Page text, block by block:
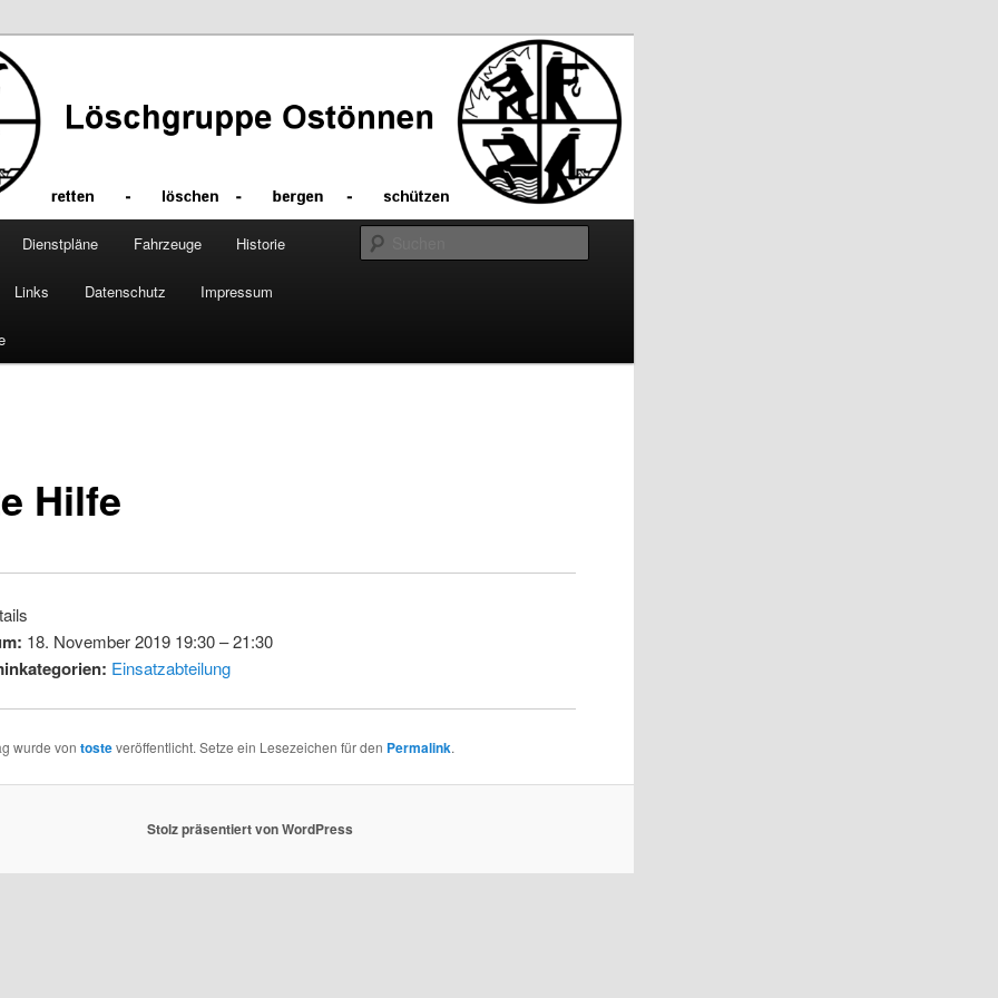
Dienstpläne Fahrzeuge Historie
Links Datenschutz Impressum
Hilfe
18. November 2019 19:30–21:30
Einsatzabteilung
wurde vontosteveröffentlicht. Setze ein Lesezeichen für den Permalink.
Stolz präsentiert von WordPress